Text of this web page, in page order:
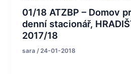
01/18 ATZBP – Domov
denní stacionář,
2017/18
sara/24-01-2018